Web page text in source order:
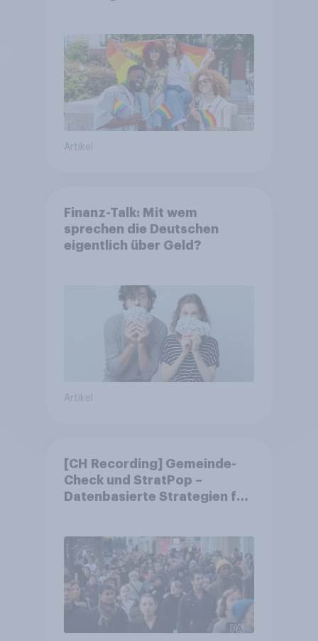
Artikel
Finanz-Talk: Mit wem
sprechen die Deutschen
eigentlich über Geld?
Artikel
[CH Recording] Gemeinde-
Check und StratPop –
Datenbasierte Strategien für